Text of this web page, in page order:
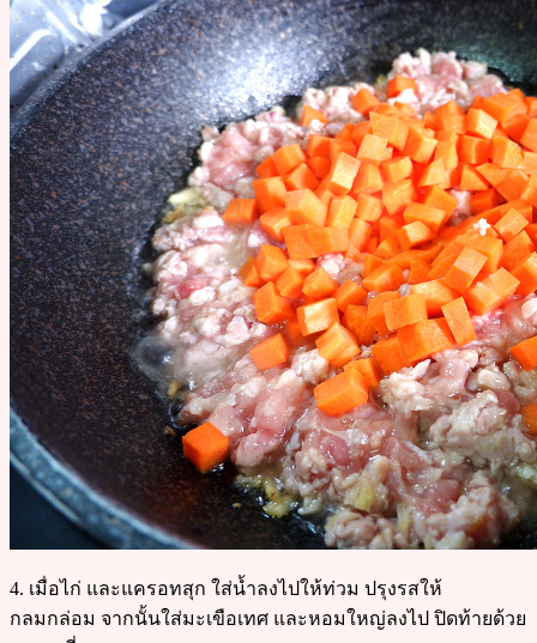
4. เมื่อไก่ และแครอทสุก ใส่น้ำลงไปให้ท่วม ปรุงรสให้
กลมกล่อม จากนั้นใส่มะเขือเทศ และหอมใหญ่ลงไป ปิดท้ายด้วย